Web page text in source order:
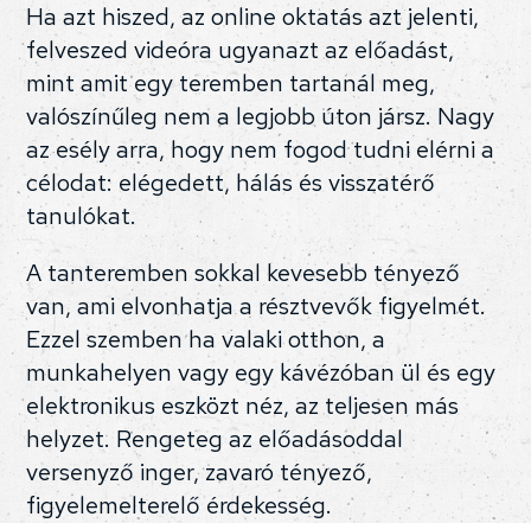
Ha azt hiszed, az online oktatás azt jelenti,
felveszed videóra ugyanazt az előadást,
mint amit egy teremben tartanál meg,
valószínűleg nem a legjobb úton jársz. Nagy
az esély arra, hogy nem fogod tudni elérni a
célodat: elégedett, hálás és visszatérő
tanulókat.
A tanteremben sokkal kevesebb tényező
van, ami elvonhatja a résztvevők figyelmét.
Ezzel szemben ha valaki otthon, a
munkahelyen vagy egy kávézóban ül és egy
elektronikus eszközt néz, az teljesen más
helyzet. Rengeteg az előadásoddal
versenyző inger, zavaró tényező,
figyelemelterelő érdekesség.